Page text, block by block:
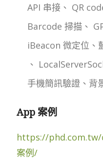
API 串接、 QR
Barcode 掃描、
iBeacon 微定位、
、
手機簡訊驗證、背
App 案例
https://phd.com.tw/
案例/